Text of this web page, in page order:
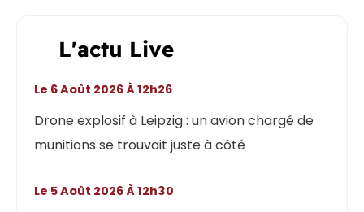
L'actu Live
Drone explosif à Leipzig : un avion chargé de
munitions se trouvait juste à côté
Le 6 Août 2026 À 12h26
Le 5 Août 2026 À 12h30